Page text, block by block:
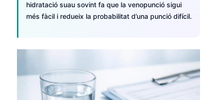
hidratació suau sovint fa que la venopunció sigui
més fàcil i redueix la probabilitat d’una punció difícil.